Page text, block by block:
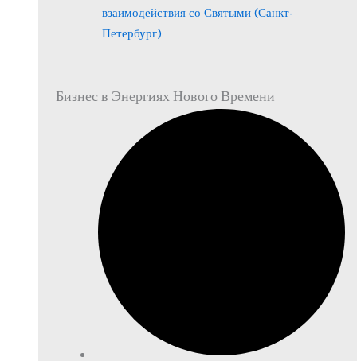
взаимодействия со Святыми (Санкт-
Петербург)
Бизнес в Энергиях Нового Времени